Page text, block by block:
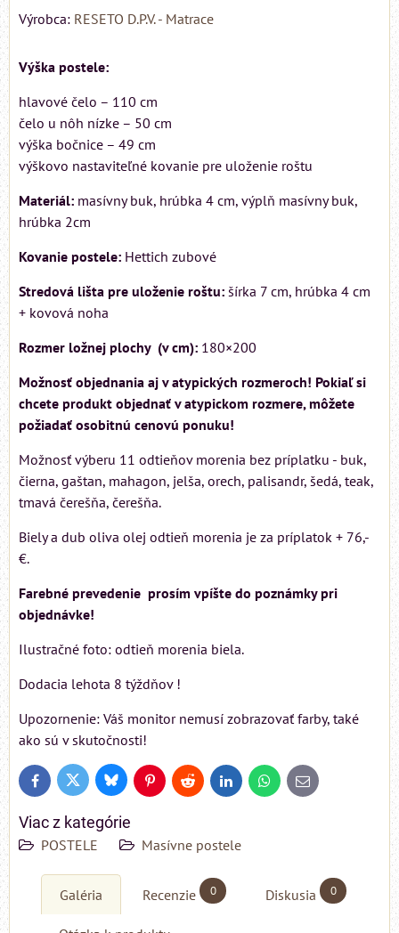
Výrobca: RESETO D.P.V. - Matrace
Výška postele:
hlavové čelo – 110 cm
čelo u nôh nízke – 50 cm
výška bočnice – 49 cm
výškovo nastaviteľné kovanie pre uloženie roštu
Materiál: masívny buk, hrúbka 4 cm, výplň masívny buk,
hrúbka 2cm
Kovanie postele: Hettich zubové
Stredová lišta pre uloženie roštu: šírka 7 cm, hrúbka 4 cm
+ kovová noha
Rozmer ložnej plochy (v cm): 180×200
Možnosť objednania aj v atypických rozmeroch! Pokiaľ si
chcete produkt objednať v atypickom rozmere, môžete
požiadať osobitnú cenovú ponuku!
Možnosť výberu 11 odtieňov morenia bez príplatku - buk,
čierna, gaštan, mahagon, jelša, orech, palisandr, šedá, teak,
tmavá čerešňa, čerešňa.
Biely a dub oliva olej odtieň morenia je za príplatok + 76,-
€.
Farebné prevedenie prosím vpíšte do poznámky pri
objednávke!
Ilustračné foto: odtieň morenia biela.
Dodacia lehota 8 týždňov !
Upozornenie: Váš monitor nemusí zobrazovať farby, také
ako sú v skutočnosti!
FacebookTwitter BlueskyPinterestReddit LinkedInWhatsApp
E-
mail
Viac z kategórie
POSTELE Masívne postele
Galéria Recenzie 0 Diskusia 0